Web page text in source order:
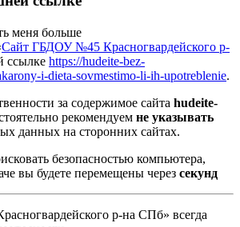
меня больше
Сайт ГБДОУ №45 Красногвардейского р-
ссылке https://hudeite-bez-
i-dieta-sovmestimo-li-ih-upotreblenie.
за содержимое сайта hudeite-
рекомендуем не указывать
данных на сторонних сайтах.
безопасностью компьютера,
вы будете перемещены через секунд
р-на СПб» всегда